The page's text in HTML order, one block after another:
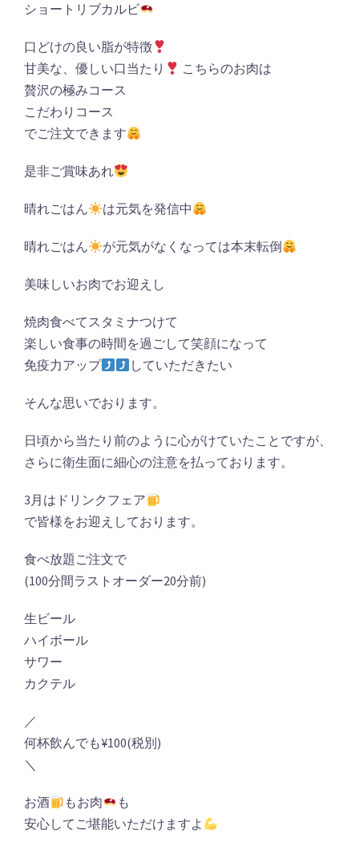
ショートリブカルビ
口どけの良い脂が特徴
甘美な、優しい口当たり
こちらのお肉は
贅沢の極みコース
こだわりコース
でご注文できます
是非ご賞味あれ
晴れごはん は元気を発信中
晴れごはん が元気がなくなっては本末転倒
美味しいお肉でお迎えし
焼肉食べてスタミナつけて
楽しい食事の時間を過ごして笑顔になって
免疫力アップ
していただきたい
そんな思いでおります。
日頃から当たり前のように心がけていたことですが、
さらに衛生面に細心の注意を払っております。
3月はドリンクフェア
で皆様をお迎えしております。
食べ放題ご注文で
(100分間ラストオーダー20分前)
生ビール
ハイボール
サワー
カクテル
／
何杯飲んでも¥100(税別)
＼
お酒 もお肉
も
安心してご堪能いただけますよ